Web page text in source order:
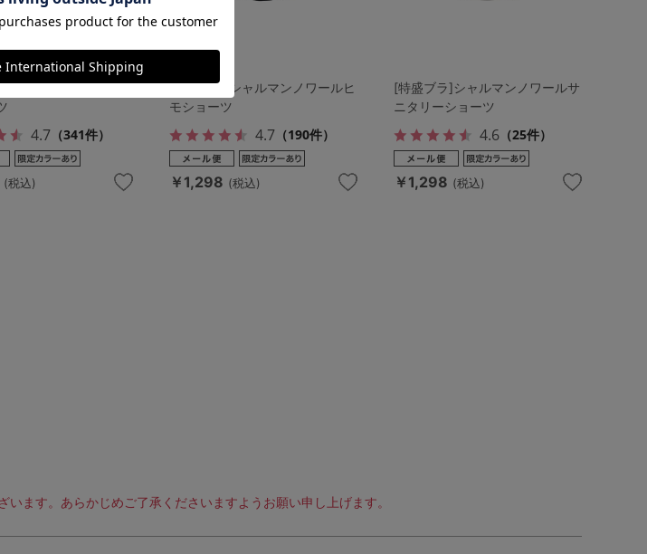
ャルマンノワールフ
4.7（341件）
(税込)
[特盛ブラ]シャルマンノワールヒ
モショーツ
4.7（190件）
￥1,298 (税込)
[特盛ブラ]シャルマンノワールサ
ニタリーショーツ
4.6（25件）
￥1,298 (税込)
ます。あらかじめご了承くださいますようお願い申し上げます。